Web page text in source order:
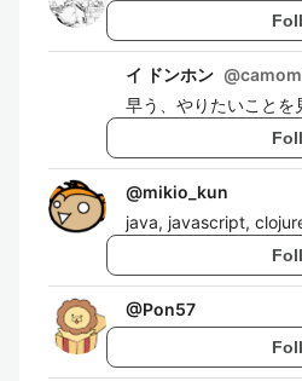
イ ドンホン @
早う、やりたいことを
@mikio_kun
java, javascript,
@Pon57